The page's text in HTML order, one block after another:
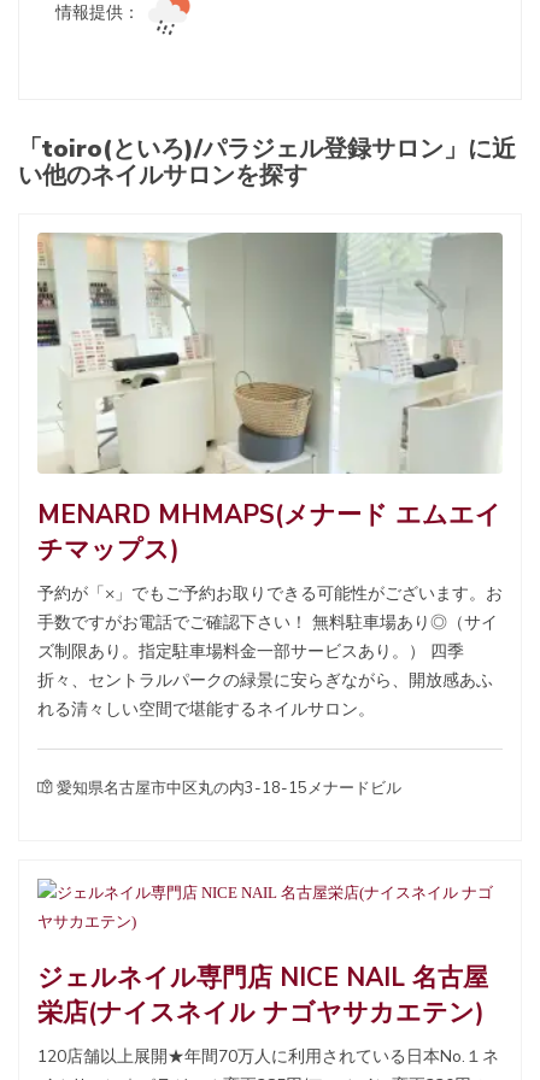
情報提供：
「toiro(といろ)/パラジェル登録サロン」に近
い他のネイルサロンを探す
MENARD MHMAPS(メナード エムエイ
チマップス)
予約が「×」でもご予約お取りできる可能性がございます。お
手数ですがお電話でご確認下さい！ 無料駐車場あり◎（サイ
ズ制限あり。指定駐車場料金一部サービスあり。） 四季
折々、セントラルパークの緑景に安らぎながら、開放感あふ
れる清々しい空間で堪能するネイルサロン。
愛知県名古屋市中区丸の内3-18-15メナードビル
ジェルネイル専門店 NICE NAIL 名古屋
栄店(ナイスネイル ナゴヤサカエテン)
120店舗以上展開★年間70万人に利用されている日本No.１ネ